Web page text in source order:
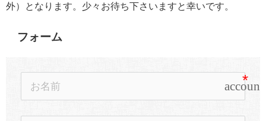
外）となります。少々お待ち下さいますと幸いです。
フォーム